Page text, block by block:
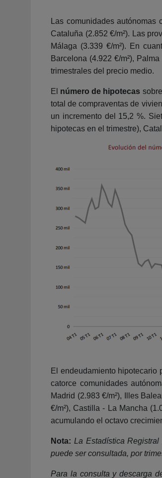
Las comunidades autónomas
Cataluña (2.852 €/m²). Las
Málaga (3.339 €/m²). En
Barcelona (4.922 €/m²),
trimestrales del precio medio.
El número de hipotecas
total de compraventas de
un incremento del 15,2 %.
hipotecas en el trimestre),
El endeudamiento hipotecario
catorce comunidades
Madrid (2.983 €/m²), Illes
€/m²), Castilla - La Mancha
acumulando el octavo
Nota: La Estadística
puede ser consultada, por
Para la consulta y descarga